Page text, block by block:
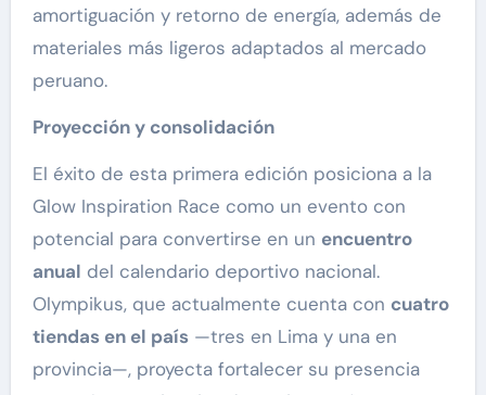
amortiguación y retorno de energía, además de
materiales más ligeros adaptados al mercado
peruano.
Proyección y consolidación
El éxito de esta primera edición posiciona a la
Glow Inspiration Race como un evento con
potencial para convertirse en un encuentro
anual del calendario deportivo nacional.
Olympikus, que actualmente cuenta con cuatro
tiendas en el país—tres en Lima y una en
provincia—, proyecta fortalecer su presencia